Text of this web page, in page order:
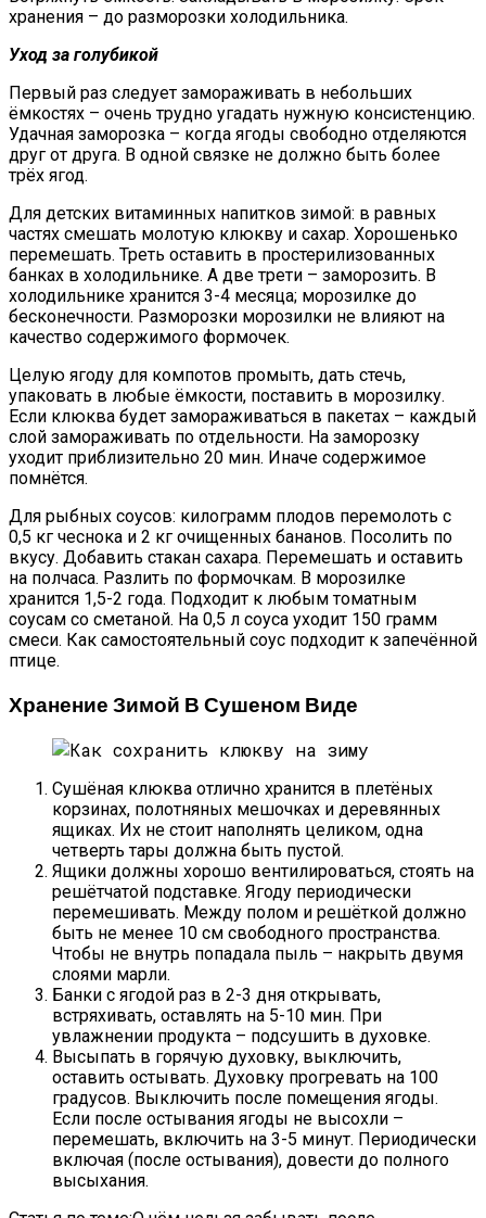
хранения – до разморозки холодильника.
Уход за голубикой
Первый раз следует замораживать в небольших
ёмкостях – очень трудно угадать нужную консистенцию.
Удачная заморозка – когда ягоды свободно отделяются
друг от друга. В одной связке не должно быть более
трёх ягод.
Для детских витаминных напитков зимой: в равных
частях смешать молотую клюкву и сахар. Хорошенько
перемешать. Треть оставить в простерилизованных
банках в холодильнике. А две трети – заморозить. В
холодильнике хранится 3-4 месяца; морозилке до
бесконечности. Разморозки морозилки не влияют на
качество содержимого формочек.
Целую ягоду для компотов промыть, дать стечь,
упаковать в любые ёмкости, поставить в морозилку.
Если клюква будет замораживаться в пакетах – каждый
слой замораживать по отдельности. На заморозку
уходит приблизительно 20 мин. Иначе содержимое
помнётся.
Для рыбных соусов: килограмм плодов перемолоть с
0,5 кг чеснока и 2 кг очищенных бананов. Посолить по
вкусу. Добавить стакан сахара. Перемешать и оставить
на полчаса. Разлить по формочкам. В морозилке
хранится 1,5-2 года. Подходит к любым томатным
соусам со сметаной. На 0,5 л соуса уходит 150 грамм
смеси. Как самостоятельный соус подходит к запечённой
птице.
Хранение Зимой В Сушеном Виде
Сушёная клюква отлично хранится в плетёных
корзинах, полотняных мешочках и деревянных
ящиках. Их не стоит наполнять целиком, одна
четверть тары должна быть пустой.
Ящики должны хорошо вентилироваться, стоять на
решётчатой подставке. Ягоду периодически
перемешивать. Между полом и решёткой должно
быть не менее 10 см свободного пространства.
Чтобы не внутрь попадала пыль – накрыть двумя
слоями марли.
Банки с ягодой раз в 2-3 дня открывать,
встряхивать, оставлять на 5-10 мин. При
увлажнении продукта – подсушить в духовке.
Высыпать в горячую духовку, выключить,
оставить остывать. Духовку прогревать на 100
градусов. Выключить после помещения ягоды.
Если после остывания ягоды не высохли –
перемешать, включить на 3-5 минут. Периодически
включая (после остывания), довести до полного
высыхания.